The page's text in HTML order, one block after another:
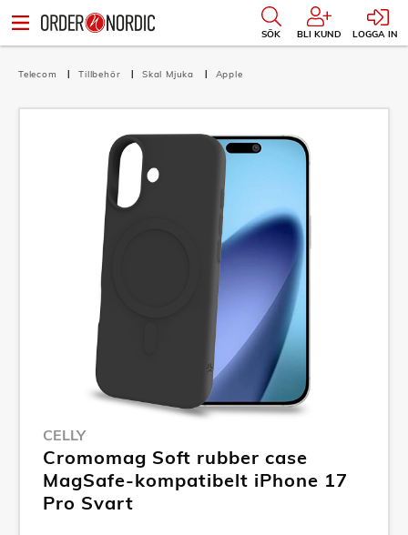
SÖK BLI KUND LOGGA IN
Telecom Tillbehör Skal Mjuka Apple
CELLY
Cromomag Soft rubber case
MagSafe-kompatibelt iPhone 17
Pro Svart